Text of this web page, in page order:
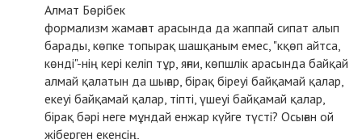
Алмат Бөрібек
формализм жамағат арасында да жаппай сипат алып
барады, көпке топырақ шашқаным емес, "кқөп айтса,
көнді"-нің кері келіп тұр, яғни, көпшлік арасында байқай
алмай қалатын да шығар, бірақ біреуі байқамай қалар,
екеуі байқамай қалар, тіпті, үшеуі байқамай қалар,
бірақ бәрі неге мұндай енжар күйге түсті? Осыған ой
жіберген екенсің,